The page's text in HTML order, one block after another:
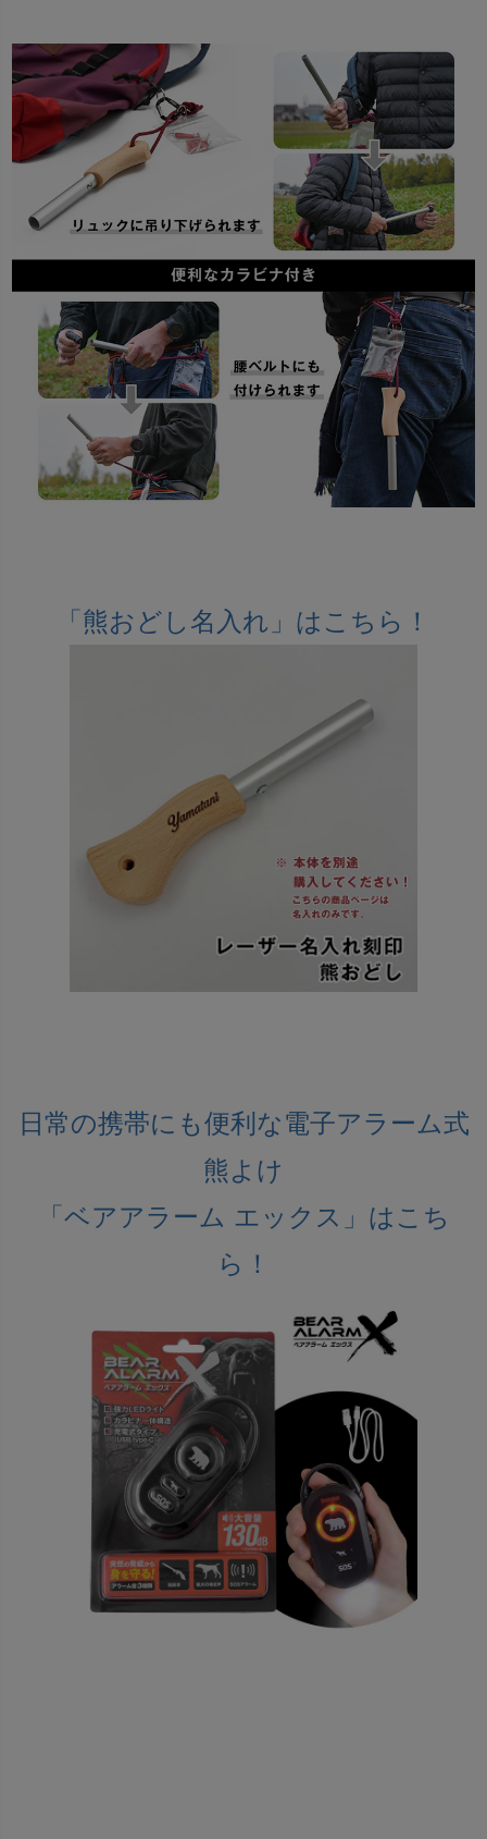
「熊おどし名入れ」はこちら！
日常の携帯にも便利な電子アラーム式
熊よけ
「ベアアラーム エックス」はこち
ら！